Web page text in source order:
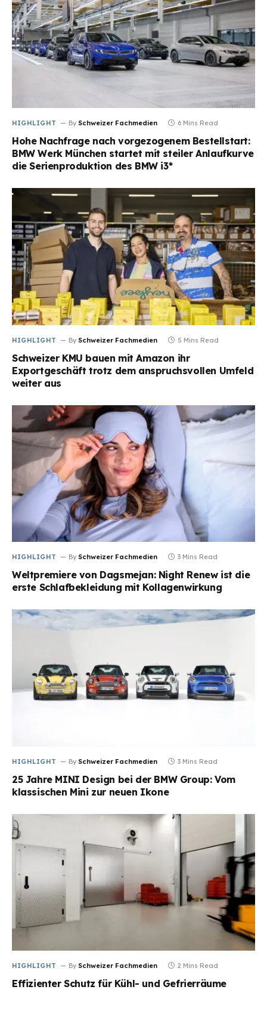
HIGHLIGHT By Schweizer Fachmedien 6 Mins Read
Hohe Nachfrage nach vorgezogenem Bestellstart:
BMW Werk München startet mit steiler Anlaufkurve
die Serienproduktion des BMW i3*
HIGHLIGHT By Schweizer Fachmedien 5 Mins Read
Schweizer KMU bauen mit Amazon ihr
Exportgeschäft trotz dem anspruchsvollen Umfeld
weiter aus
HIGHLIGHT By Schweizer Fachmedien 3 Mins Read
Weltpremiere von Dagsmejan: Night Renew ist die
erste Schlafbekleidung mit Kollagenwirkung
HIGHLIGHT By Schweizer Fachmedien 3 Mins Read
25 Jahre MINI Design bei der BMW Group: Vom
klassischen Mini zur neuen Ikone
HIGHLIGHT By Schweizer Fachmedien 2 Mins Read
Effizienter Schutz für Kühl- und Gefrierräume